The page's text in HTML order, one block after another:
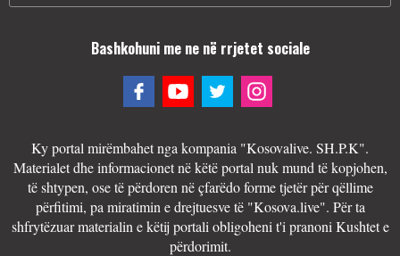
Bashkohuni me ne në rrjetet sociale
Ky portal mirëmbahet nga kompania "Kosovalive. SH.P.K".
Materialet dhe informacionet në këtë portal nuk mund të kopjohen,
të shtypen, ose të përdoren në çfarëdo forme tjetër për qëllime
përfitimi, pa miratimin e drejtuesve të "Kosova.live". Për ta
shfrytëzuar materialin e këtij portali obligoheni t'i pranoni Kushtet e
përdorimit.